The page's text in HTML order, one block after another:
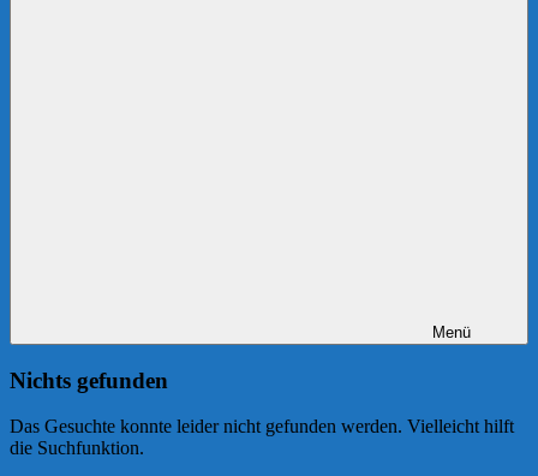
Menü
Nichts gefunden
Das Gesuchte konnte leider nicht gefunden werden. Vielleicht hilft
die Suchfunktion.